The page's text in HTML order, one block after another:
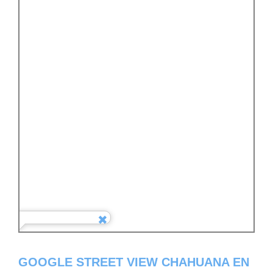
GOOGLE STREET VIEW CHAHUANA EN